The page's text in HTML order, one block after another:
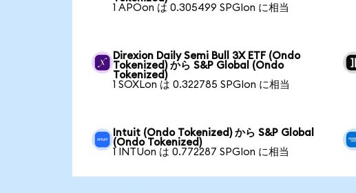
1 APOon は 0.305499 SPGIon に相当
Direxion Daily Semi Bull 3X ETF (Ondo
Tokenized) から S&P Global (Ondo
Tokenized)
1 SOXLon は 0.322785 SPGIon に相当
Intuit (Ondo Tokenized) から S&P Global
(Ondo Tokenized)
1 INTUon は 0.772287 SPGIon に相当